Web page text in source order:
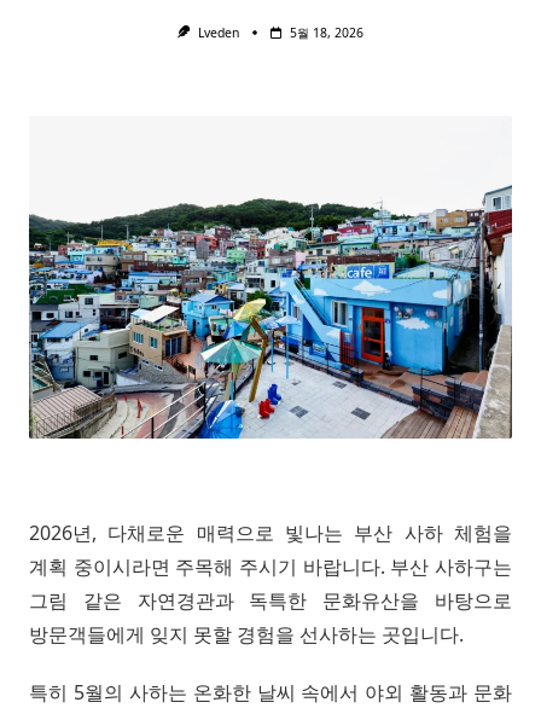
Lveden 5월 18, 2026
2026년, 다채로운 매력으로 빛나는 부산 사하 체험을
계획 중이시라면 주목해 주시기 바랍니다. 부산 사하구는
그림 같은 자연경관과 독특한 문화유산을 바탕으로
방문객들에게 잊지 못할 경험을 선사하는 곳입니다.
특히 5월의 사하는 온화한 날씨 속에서 야외 활동과 문화